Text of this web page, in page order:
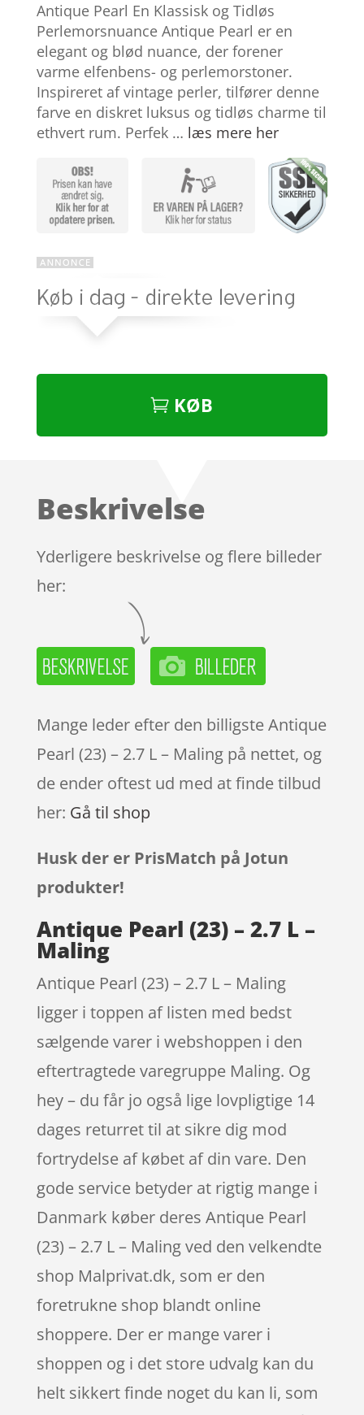
ud af 5
baseret
på
kundebedø
mmelser
Antique Pearl En Klassisk og Tidløs
Perlemorsnuance Antique Pearl er en
elegant og blød nuance, der forener
varme elfenbens- og perlemorstoner.
Inspireret af vintage perler, tilfører denne
farve en diskret luksus og tidløs charme til
ethvert rum. Perfek … læs mere her
KØB
Beskrivelse
Yderligere beskrivelse og flere billeder
her:
Mange leder efter den billigste Antique
Pearl (23) – 2.7 L – Maling på nettet, og
de ender oftest ud med at finde tilbud
her: Gå til shop
Husk der er PrisMatch på Jotun
produkter!
Antique Pearl (23) – 2.7 L –
Maling
Antique Pearl (23) – 2.7 L – Maling
ligger i toppen af listen med bedst
sælgende varer i webshoppen i den
eftertragtede varegruppe Maling. Og
hey – du får jo også lige lovpligtige 14
dages returret til at sikre dig mod
fortrydelse af købet af din vare. Den
gode service betyder at rigtig mange i
Danmark køber deres Antique Pearl
(23) – 2.7 L – Maling ved den velkendte
shop Malprivat.dk, som er den
foretrukne shop blandt online
shoppere. Der er mange varer i
shoppen og i det store udvalg kan du
helt sikkert finde noget du kan li, som